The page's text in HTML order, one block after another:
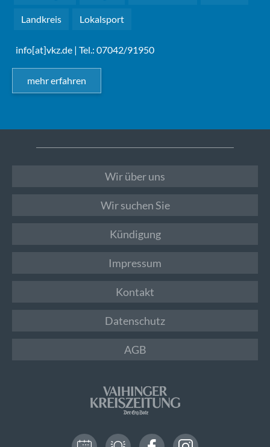
Landkreis Lokalsport
info[at]vkz.de | Tel.: 07042/91950
mehr erfahren
Wir über uns
Wir suchen Sie
Kündigung
Impressum
Kontakt
Datenschutz
AGB